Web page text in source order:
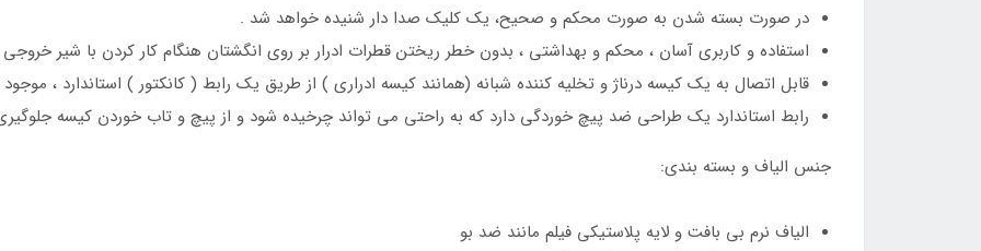
در صورت بسته شدن به صورت محکم و صحیح، یک کلیک صدا دار شنیده خواهد شد .
استفاده و کاربری آسان ، محکم و بهداشتی ، بدون خطر ریختن قطرات ادرار بر روی انگشتان هنگام کار کردن با شیر خروجی
قابل اتصال به یک کیسه درناژ و تخلیه کننده شبانه (همانند کیسه ادراری ) از طریق یک رابط ( کانکتور ) استاندارد ،
رابط استاندارد یک طراحی ضد پیچ خوردگی دارد که به راحتی می تواند چرخیده شود و از پیچ و تاب خوردن کیسه
جنس الیاف و بسته بندی:
الیاف نرم بی بافت و لایه پلاستیکی فیلم مانند ضد بو